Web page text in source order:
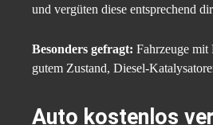
und vergüten diese entsprechend
Besonders gefragt: Fahrzeuge mit
gutem Zustand, Diesel-
Auto kostenlos